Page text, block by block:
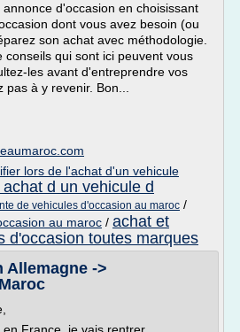
d'occasion en choisissant
dont vous avez besoin (ou
son achat avec méthodologie.
conseils qui sont ici peuvent vous
les avant d'entreprendre vos
à y revenir. Bon...
lors de l'achat d'un vehicule
achat d un vehicule d
de vehicules d'occasion au maroc /
au maroc / achat et
d'occasion toutes marques
Allemagne ->